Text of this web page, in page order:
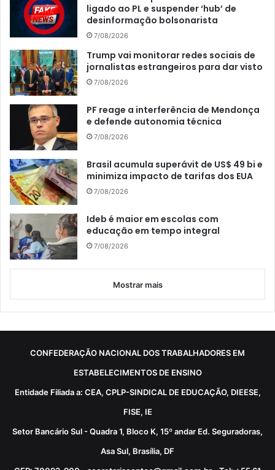
ligado ao PL e suspender ‘hub’ de
desinformação bolsonarista
7/08/2026
Trump vai monitorar redes sociais de
jornalistas estrangeiros para dar visto
7/08/2026
PF reage a interferência de Mendonça
e defende autonomia técnica
7/08/2026
Brasil acumula superávit de US$ 49 bi e
minimiza impacto de tarifas dos EUA
7/08/2026
Ideb é maior em escolas com
educação em tempo integral
7/08/2026
Mostrar mais
CONFEDERAÇÃO NACIONAL DOS TRABALHADORES EM
ESTABELECIMENTOS DE ENSINO
Entidade Filiada a: CEA, CPLP-SINDICAL DE EDUCAÇÃO, DIEESE,
FISE, IE
Setor Bancário Sul - Quadra 1, Bloco K, 15º andar Ed. Seguradoras,
Asa Sul, Brasília, DF